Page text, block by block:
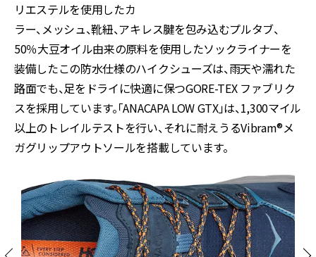
リエステルを使用したカ
ラー、メッシュ、靴紐、アキレス腱を包み込むプルタブ、
50％大豆オイル由来の原料を使用したソックライナーを
装備したこの防水仕様のハイクシューズは、雨天や濡れた
路面でも、足をドライに快適に保つGORE-TEX ファブリク
スを採用しています。「ANACAPA LOW GTX」は、1,300マイル
以上のトレイルテストを行い、それに耐えうるVibram®メ
ガグリップアウトソールを搭載しています。